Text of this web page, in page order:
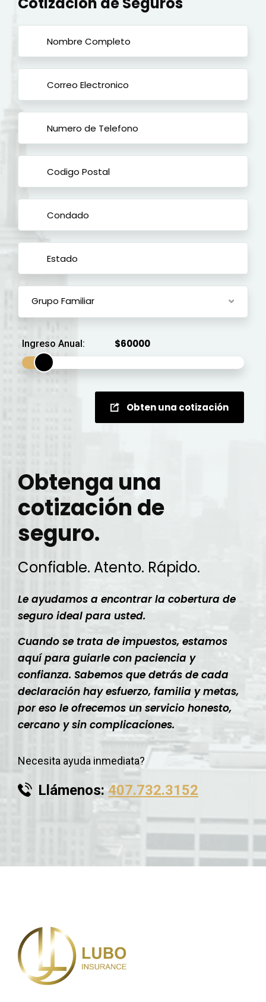
Grupo Familiar
Ingreso Anual:
Obten una cotización
Obtenga una
cotización de
seguro.
Confiable. Atento. Rápido.
Le ayudamos a encontrar la cobertura de
seguro ideal para usted.
Cuando se trata de impuestos, estamos
aquí para guiarle con paciencia y
confianza. Sabemos que detrás de cada
declaración hay esfuerzo, familia y metas,
por eso le ofrecemos un servicio honesto,
cercano y sin complicaciones.
Necesita ayuda inmediata?
Llámenos: 407.732.3152